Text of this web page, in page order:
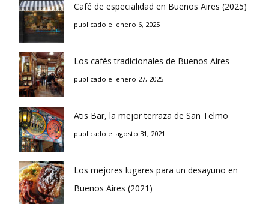
Café de especialidad en Buenos Aires (2025)
publicado el enero 6, 2025
Los cafés tradicionales de Buenos Aires
publicado el enero 27, 2025
Atis Bar, la mejor terraza de San Telmo
publicado el agosto 31, 2021
Los mejores lugares para un desayuno en
Buenos Aires (2021)